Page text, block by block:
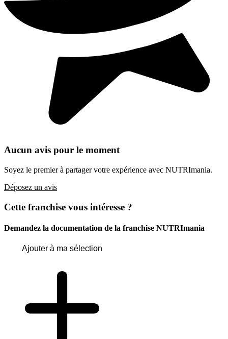
Aucun avis pour le moment
Soyez le premier à partager votre expérience avec NUTRImania.
Déposez un avis
Cette franchise vous intéresse ?
Demandez la documentation de la franchise NUTRImania
Ajouter à ma sélection